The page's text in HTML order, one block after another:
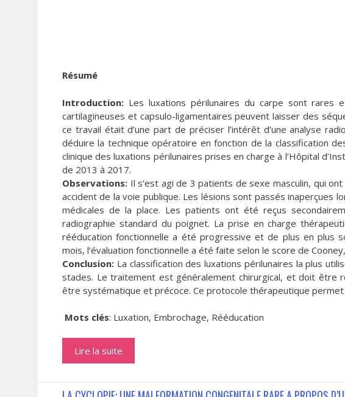
Résumé
Introduction: Les luxations périlunaires du carpe sont rares
cartilagineuses et capsulo-ligamentaires peuvent laisser des
ce travail était d’une part de préciser l’intérêt d’une analyse
déduire la technique opératoire en fonction de la classification
clinique des luxations périlunaires prises en charge à l’Hôpital
de 2013 à 2017.
Observations: Il s’est agi de 3 patients de sexe masculin, qui
accident de la voie publique. Les lésions sont passés inaperçues
médicales de la place. Les patients ont été reçus
radiographie standard du poignet. La prise en charge
rééducation fonctionnelle a été progressive et de plus en plus
mois, l’évaluation fonctionnelle a été faite selon le score de
Conclusion: La classification des luxations périlunaires la plus
stades. Le traitement est généralement chirurgical, et doit être
être systématique et précoce. Ce protocole thérapeutique permet
Mots clés: Luxation, Embrochage, Rééducation
Lire la suite